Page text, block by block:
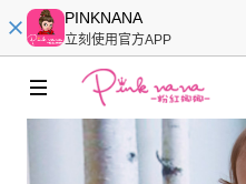
PINKNANA
立刻使用官方APP